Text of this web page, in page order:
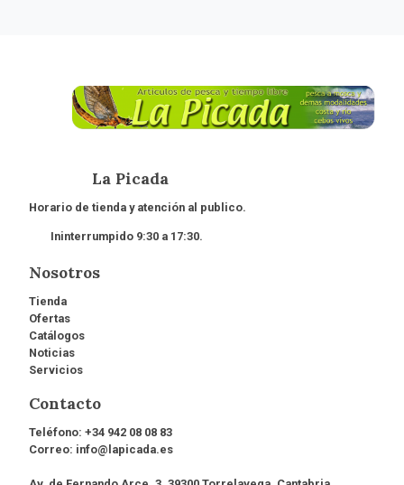
La Picada
Horario de tienda y atención al publico.
Ininterrumpido 9:30 a 17:30.
Nosotros
Tienda
Ofertas
Catálogos
Noticias
Servicios
Contacto
Teléfono: +34 942 08 08 83
Correo: info@lapicada.es